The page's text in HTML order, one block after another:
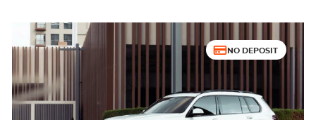
NO DEPOSIT